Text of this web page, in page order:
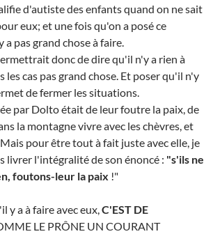
d'autiste des enfants quand on ne sait
eux; et une fois qu'on a posé ce
a pas grand chose à faire.
donc de dire qu'il n'y a rien à
les cas pas grand chose. Et poser qu'il n'y
de fermer les situations.
par Dolto était de leur foutre la paix, de
la montagne vivre avec les chèvres, et
Mais pour être tout à fait juste avec elle, je
livrer l'intégralité de son énoncé : "s'ils ne
foutons-leur la paix !"
y a à faire avec eux,C'EST DE
LE PRÔNE UN COURANT